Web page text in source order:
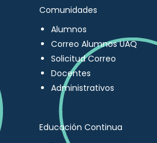
Comunidades
Alumnos
Correo Alumnos UAQ
Solicitud Correo
Docentes
Administrativos
Educación Continua